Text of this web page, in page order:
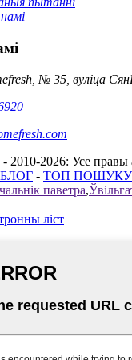
№ 35, вуліца
2010-2026: Усе правы
- ТОП ПОШУКУ
паветра,
ліст